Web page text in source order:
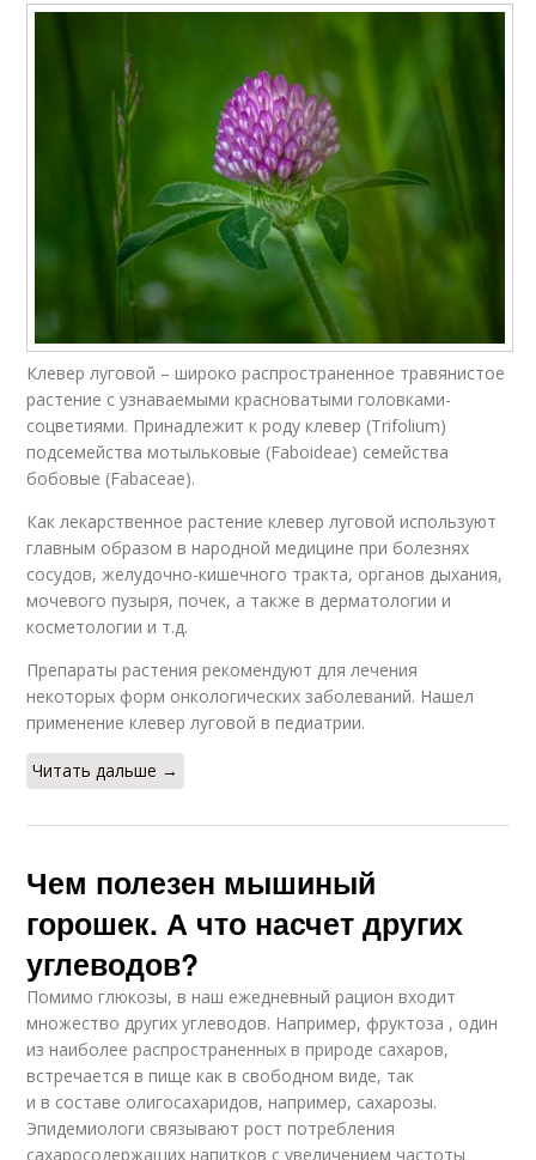
Клевер луговой – широко распространенное травянистое
растение с узнаваемыми красноватыми головками-
соцветиями. Принадлежит к роду клевер (Trifolium)
подсемейства мотыльковые (Faboideae) семейства
бобовые (Fabaceae).
Как лекарственное растение клевер луговой используют
главным образом в народной медицине при болезнях
сосудов, желудочно-кишечного тракта, органов дыхания,
мочевого пузыря, почек, а также в дерматологии и
косметологии и т.д.
Препараты растения рекомендуют для лечения
некоторых форм онкологических заболеваний. Нашел
применение клевер луговой в педиатрии.
Читать дальше →
Чем полезен мышиный
горошек. А что насчет других
углеводов?
Помимо глюкозы, в наш ежедневный рацион входит
множество других углеводов. Например, фруктоза , один
из наиболее распространенных в природе сахаров,
встречается в пище как в свободном виде, так
и в составе олигосахаридов, например, сахарозы.
Эпидемиологи связывают рост потребления
сахаросодержащих напитков с увеличением частоты